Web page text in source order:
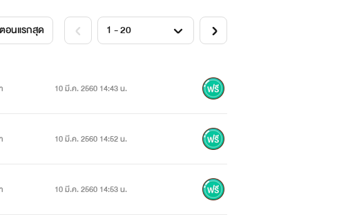
ตอนแรกสุด
10 มี.ค. 2560 14:43 น.
10 มี.ค. 2560 14:52 น.
10 มี.ค. 2560 14:53 น.